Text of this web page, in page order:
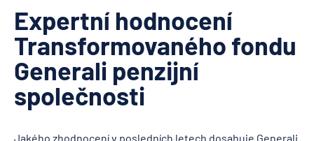
Expertní hodnocení
Transformovaného fondu
Generali penzijní
společnosti
Jakého zhodnocení v posledních letech dosahuje Generali